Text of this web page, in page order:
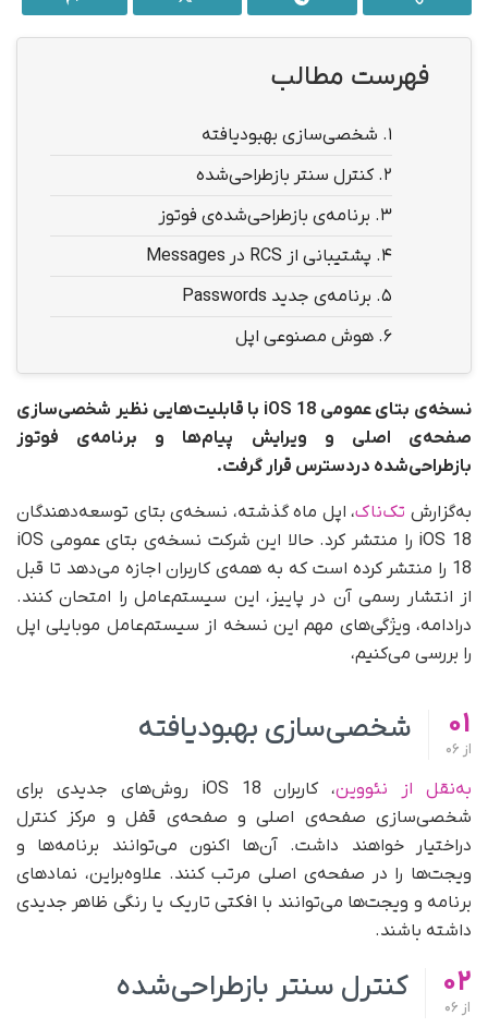
فهرست مطالب
1. شخصی‌سازی بهبودیافته
2. کنترل سنتر بازطراحی‌شده
3. برنامه‌ی بازطراحی‌شده‌ی فوتوز
4. پشتیبانی از RCS در Messages
5. برنامه‌ی جدید Passwords
6. هوش مصنوعی اپل
نسخه‌ی بتای عمومی iOS 18 با قابلیت‌هایی نظیر شخصی‌سازی
صفحه‌ی اصلی و ویرایش پیام‌ها و برنامه‌ی فوتوز
بازطراحی‌شده دردسترس قرار گرفت.
به‌گزارش تک‌ناک، اپل ماه گذشته، نسخه‌ی بتای توسعه‌دهندگان
iOS 18 را منتشر کرد. حالا این شرکت نسخه‌ی بتای عمومی iOS
18 را منتشر کرده است که به همه‌ی کاربران اجازه می‌دهد تا قبل
از انتشار رسمی آن در پاییز، این سیستم‌عامل را امتحان کنند.
درادامه، ویژگی‌های مهم این نسخه از سیستم‌عامل موبایلی اپل
را بررسی می‌کنیم،
01
از
شخصی‌سازی بهبودیافته
به‌نقل از نئووین
، کاربران iOS 18 روش‌های جدیدی برای
شخصی‌سازی صفحه‌‌ی اصلی و صفحه‌‌ی قفل و مرکز کنترل
دراختیار خواهند داشت. آن‌ها اکنون می‌توانند برنامه‌ها و
ویجت‌ها را در صفحه‌‌ی اصلی مرتب کنند. علاوه‌براین، نمادهای
برنامه و ویجت‌ها می‌توانند با افکتی تاریک یا رنگی ظاهر جدیدی
داشته باشند.
02
از
کنترل سنتر بازطراحی‌شده